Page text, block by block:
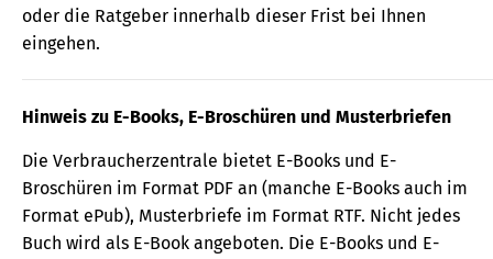
oder die Ratgeber innerhalb dieser Frist bei Ihnen
eingehen.
Hinweis zu E-Books, E-Broschüren und Musterbriefen
Die Verbraucherzentrale bietet E-Books und E-
Broschüren im Format PDF an (manche E-Books auch im
Format ePub), Musterbriefe im Format RTF. Nicht jedes
Buch wird als E-Book angeboten. Die E-Books und E-